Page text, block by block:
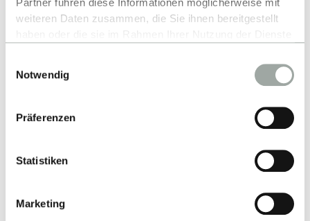
weiteren Daten zusammen, die Sie ihnen bereitgestellt
Alles zum Thema Cookies und personenbezogene
Datenverarbeitung entnehmen Sie unserer
Notwendig
Präferenzen
Statistiken
Marketing